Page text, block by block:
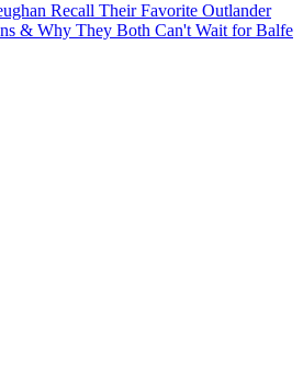
Recall Their Favorite Outlander
& Why They Both Can't Wait for Balfe